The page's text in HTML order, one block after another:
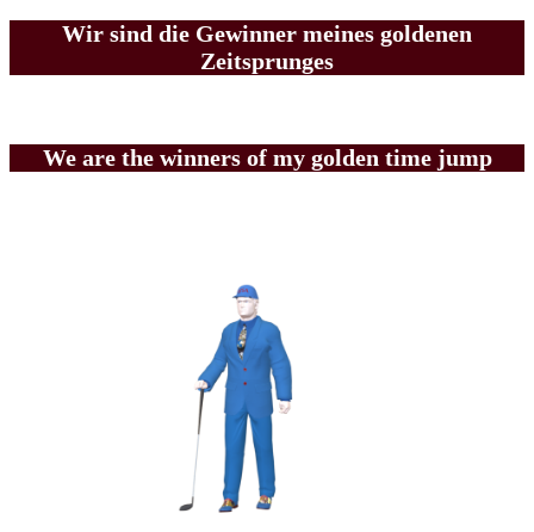
Wir sind die Gewinner meines goldenen
Zeitsprunges
We are the winners of my golden time jump